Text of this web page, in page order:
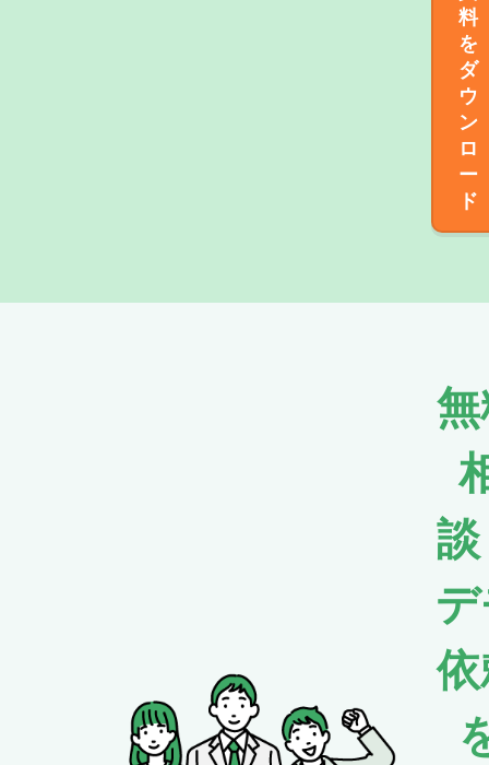
料
を
ダ
ウ
ン
ロ
ー
ド